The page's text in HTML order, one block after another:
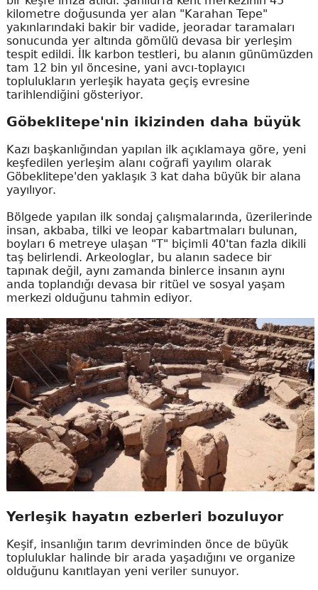
kilometre doğusunda yer alan "Karahan Tepe"
yakınlarındaki bakir bir vadide, jeoradar taramaları
sonucunda yer altında gömülü devasa bir yerleşim
tespit edildi. İlk karbon testleri, bu alanın günümüzden
tam 12 bin yıl öncesine, yani avcı-toplayıcı
toplulukların yerleşik hayata geçiş evresine
tarihlendiğini gösteriyor.
Göbeklitepe'nin ikizinden daha büyük
Kazı başkanlığından yapılan ilk açıklamaya göre, yeni
keşfedilen yerleşim alanı coğrafi yayılım olarak
Göbeklitepe'den yaklaşık 3 kat daha büyük bir alana
yayılıyor.
Bölgede yapılan ilk sondaj çalışmalarında, üzerilerinde
insan, akbaba, tilki ve leopar kabartmaları bulunan,
boyları 6 metreye ulaşan "T" biçimli 40'tan fazla dikili
taş belirlendi. Arkeologlar, bu alanın sadece bir
tapınak değil, aynı zamanda binlerce insanın aynı
anda toplandığı devasa bir ritüel ve sosyal yaşam
merkezi olduğunu tahmin ediyor.
Yerleşik hayatın ezberleri bozuluyor
Keşif, insanlığın tarım devriminden önce de büyük
topluluklar halinde bir arada yaşadığını ve organize
olduğunu kanıtlayan yeni veriler sunuyor.